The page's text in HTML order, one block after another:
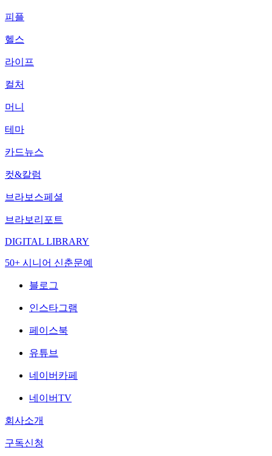
피플
헬스
라이프
컬처
머니
테마
카드뉴스
컷&칼럼
브라보스페셜
브라보리포트
DIGITAL LIBRARY
50+ 시니어 신춘문예
블로그
인스타그램
페이스북
유튜브
네이버카페
네이버TV
회사소개
구독신청